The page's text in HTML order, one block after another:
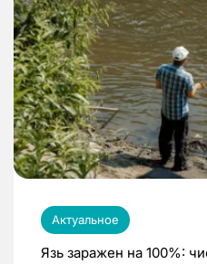
Актуальное
Язь заражен на 100%: